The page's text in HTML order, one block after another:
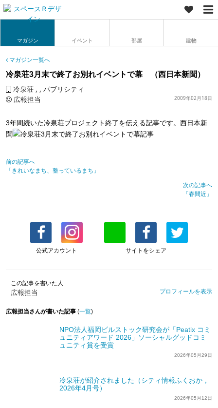
マガジン イベント 部屋 建物
マガジン一覧へ
冷泉荘3月末で終了お別れイベントで幕 （西日本新聞）
冷泉荘 , パブリシティ
広報担当
2009年02月18日
3年間続いた冷泉荘プロジェクト終了を伝える記事です。西日本新
聞
前の記事へ
「きれいなまち、整っているまち」
次の記事へ
「春間近」
公式アカウント サイトをシェア
この記事を書いた人
広報担当 プロフィールを表示
広報担当さんが書いた記事 (一覧)
NPO法人福岡ビルストック研究会が「Peatix コミ
ュニティアワード 2026」ソーシャルグッドコミ
ュニティ賞を受賞
2026年05月29日
冷泉荘が紹介されました（シティ情報ふくおか，
2026年4月号）
2026年05月12日